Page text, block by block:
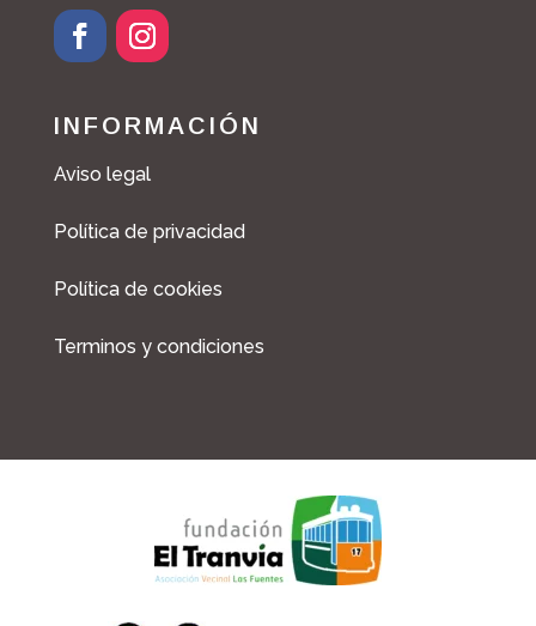
INFORMACIÓN
Aviso legal
Política de privacidad
Política de cookies
Terminos y condiciones